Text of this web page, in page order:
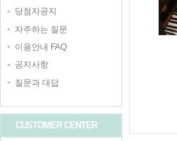
당첨자공지
자주하는 질문
이용안내 FAQ
공지사항
질문과 대답
CUSTOMER CENTER